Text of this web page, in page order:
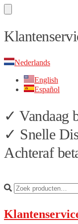
Skip
to
Skip
to
Nederlands
English
Español
✓ Vandaag
✓ Snelle
Achteraf